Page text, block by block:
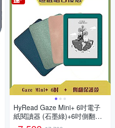
HyRead Gaze Mini+ 6吋電子
紙閱讀器 (石墨綠)+6吋側翻保
護殼